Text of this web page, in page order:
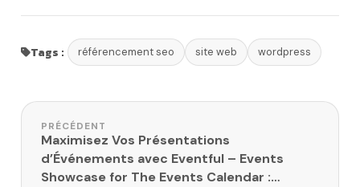
Tags : référencement seo site web wordpress
Navigation de l’article
PRÉCÉDENT
Maximisez Vos Présentations
d’Événements avec Eventful – Events
Showcase for The Events Calendar :